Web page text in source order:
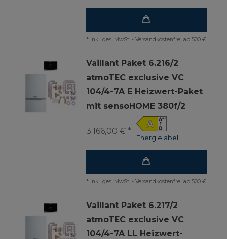
* inkl. ges. MwSt. - Versandkostenfrei ab 500 €
Vaillant Paket 6.216/2
atmoTEC exclusive VC
104/4-7A E Heizwert-Paket
mit sensoHOME 380f/2
Energielabel
3.166,00 € *
* inkl. ges. MwSt. - Versandkostenfrei ab 500 €
Vaillant Paket 6.217/2
atmoTEC exclusive VC
104/4-7A LL Heizwert-